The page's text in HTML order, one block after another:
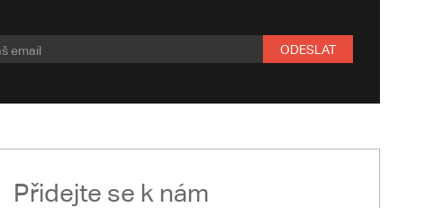
ODESLAT
Přidejte se k nám